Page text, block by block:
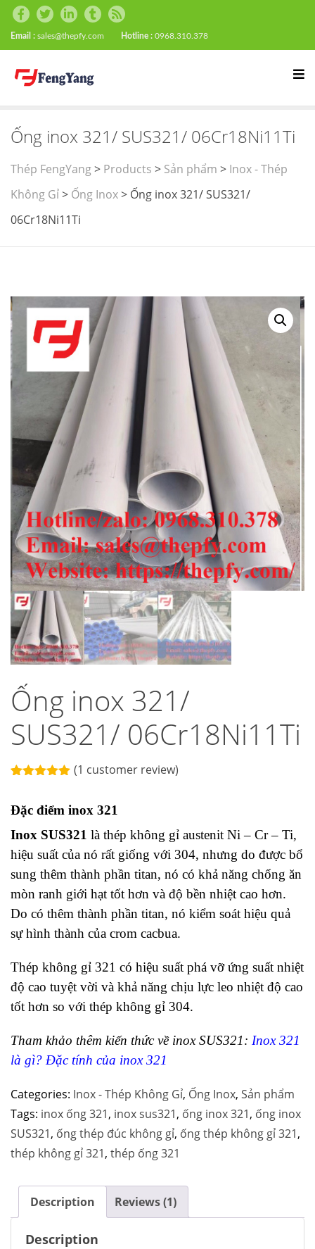
Email : sales@thepfy.com Hotline : 0968.310.378
Ống inox 321/ SUS321/ 06Cr18Ni11Ti
Thép FengYang> Products > Sản phẩm > Inox - Thép
Không Gỉ> Ống Inox> Ống inox 321/ SUS321/
06Cr18Ni11Ti
Ống inox 321/
SUS321/ 06Cr18Ni11Ti
based on
customer
rating
(1 customer review)
Đặc điểm inox 321
Inox SUS321 là thép không gỉ austenit Ni – Cr – Ti,
hiệu suất của nó rất giống với 304, nhưng do được bổ
sung thêm thành phần titan, nó có khả năng chống ăn
mòn ranh giới hạt tốt hơn và độ bền nhiệt cao hơn.
Do có thêm thành phần titan, nó kiểm soát hiệu quả
sự hình thành của crom cacbua.
Thép không gỉ 321 có hiệu suất phá vỡ ứng suất nhiệt
độ cao tuyệt vời và khả năng chịu lực leo nhiệt độ cao
tốt hơn so với thép không gỉ 304.
Tham khảo thêm kiến thức về inox SUS321: Inox 321
là gì? Đặc tính của inox 321
Categories: Inox - Thép Không Gỉ, Ống Inox, Sản phẩm
Tags: inox ống 321, inox sus321, ống inox 321, ống inox
SUS321, ống thép đúc không gỉ, ống thép không gỉ 321,
thép không gỉ 321, thép ống 321
Description Reviews (1)
Description